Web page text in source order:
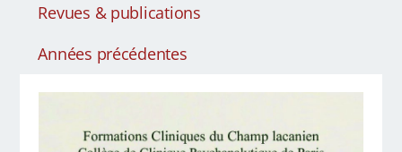
Revues & publications
Années précédentes